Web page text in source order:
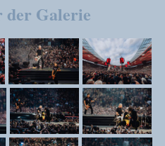
Galerie